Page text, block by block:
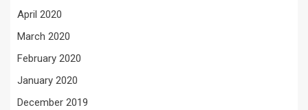
April 2020
March 2020
February 2020
January 2020
December 2019